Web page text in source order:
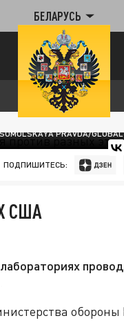
БЕЛАРУСЬ
PRAVDA/GLOBAL
ПОДПИШИТЕСЬ:
США
обороны